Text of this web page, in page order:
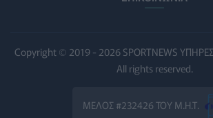
PHARMA POLICY
Γιατί ξαναπαίρνουμε το χαμένο
βιολογικού προγραμματισμού μας
Copyright © 2019 - 2026 SPORTNEWS
All rights reserved.
ΜΕΛΟΣ #232426 ΤΟΥ Μ.Η.Τ.